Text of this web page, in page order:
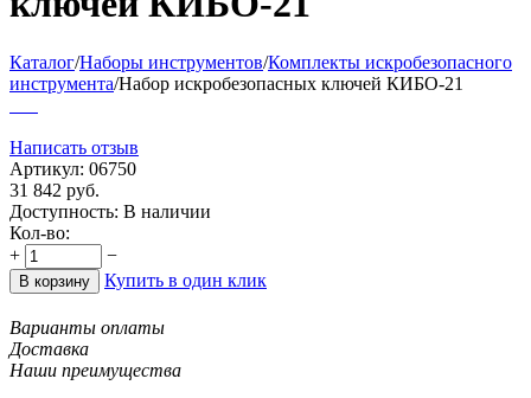
Каталог/Наборы инструментов/Комплекты искробезопасного
инструмента/Набор искробезопасных ключей КИБО-21
Написать отзыв
Артикул: 06750
31 842 руб.
Доступность: В наличии
Кол-во:
+
−
В корзину Купить в один клик
Варианты оплаты
Доставка
Наши преимущества